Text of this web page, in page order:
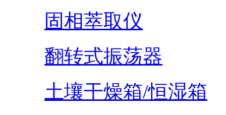
固相萃取仪
翻转式振荡器
土壤干燥箱/恒湿箱